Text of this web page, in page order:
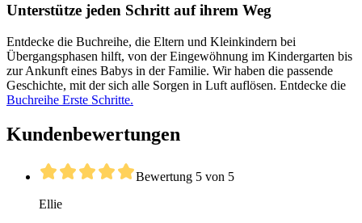
Unterstütze jeden Schritt auf ihrem Weg
Entdecke die Buchreihe, die Eltern und Kleinkindern bei
Übergangsphasen hilft, von der Eingewöhnung im Kindergarten bis
zur Ankunft eines Babys in der Familie. Wir haben die passende
Geschichte, mit der sich alle Sorgen in Luft auflösen. Entdecke die
Buchreihe Erste Schritte.
Kundenbewertungen
Bewertung 5 von 5
Ellie